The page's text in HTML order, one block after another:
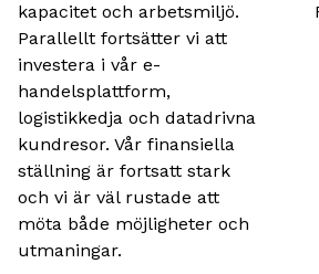
kapacitet och arbetsmiljö.
Parallellt fortsätter vi att
investera i vår e-
handelsplattform,
logistikkedja och datadrivna
kundresor. Vår finansiella
ställning är fortsatt stark
och vi är väl rustade att
möta både möjligheter och
utmaningar.